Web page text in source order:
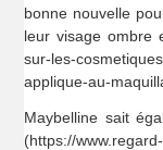
bonne nouvelle
leur visage ombre
sur-les-
applique-au-
Maybelline sait
(https://